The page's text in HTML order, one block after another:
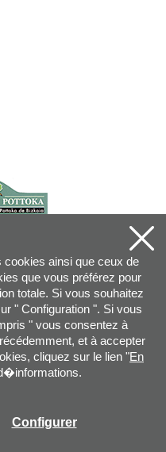
-Politique des Cookies
ainsi que ceux de
que vous préférez pour
totale. Si vous souhaitez
" Configuration ". Si vous
" vous consentez à
et à accepter
cliquez sur le lien "En
Configurer